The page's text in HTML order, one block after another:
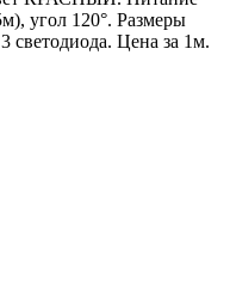
угол 120°. Размеры
светодиода. Цена за 1м.